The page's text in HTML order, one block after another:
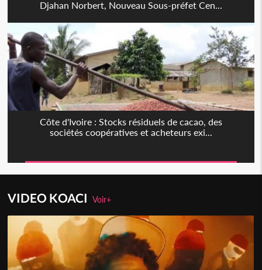
Djahan Norbert, Nouveau Sous-préfet Cen...
Côte d'Ivoire : Stocks résiduels de cacao, des
sociétés coopératives et acheteurs exi...
VIDEO KOACIVoir+